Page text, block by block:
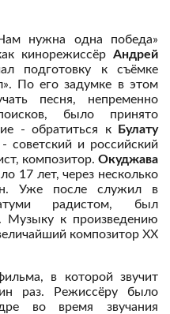
нужна одна победа»
кинорежиссёр Андрей
подготовку к съёмке
По его задумке в этом
песня, непременно
было принято
- обратиться к
Булату
- советский и российский
композитор. Окуджава
17 лет, через несколько
Уже после служил в
радистом, был
Музыку к произведению
композитор XX
в которой звучит
раз. Режиссёру было
во время звучания